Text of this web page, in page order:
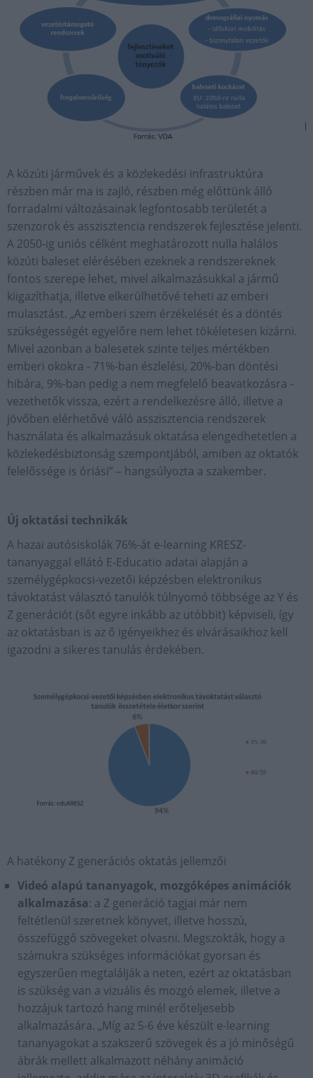
A közúti járművek és a közlekedési infrastruktúra
részben már ma is zajló, részben még előttünk álló
forradalmi változásainak legfontosabb területét a
szenzorok és asszisztencia rendszerek fejlesztése jelenti.
A 2050-ig uniós célként meghatározott nulla halálos
közúti baleset elérésében ezeknek a rendszereknek
fontos szerepe lehet, mivel alkalmazásukkal a jármű
kiigazíthatja, illetve elkerülhetővé teheti az emberi
mulasztást. „Az emberi szem érzékelését és a döntés
szükségességét egyelőre nem lehet tökéletesen kizárni.
Mivel azonban a balesetek szinte teljes mértékben
emberi okokra - 71%-ban észlelési, 20%-ban döntési
hibára, 9%-ban pedig a nem megfelelő beavatkozásra -
vezethetők vissza, ezért a rendelkezésre álló, illetve a
jövőben elérhetővé váló asszisztencia rendszerek
használata és alkalmazásuk oktatása elengedhetetlen a
közlekedésbiztonság szempontjából, amiben az oktatók
felelőssége is óriási” – hangsúlyozta a szakember.
Új oktatási technikák
A hazai autósiskolák 76%-át e-learning KRESZ-
tananyaggal ellátó E-Educatio adatai alapján a
személygépkocsi-vezetői képzésben elektronikus
távoktatást választó tanulók túlnyomó többsége az Y és
Z generációt (sőt egyre inkább az utóbbit) képviseli, így
az oktatásban is az ő igényeikhez és elvárásaikhoz kell
igazodni a sikeres tanulás érdekében.
A hatékony Z generációs oktatás jellemzői
Videó alapú tananyagok, mozgóképes animációk
alkalmazása: a Z generáció tagjai már nem
feltétlenül szeretnek könyvet, illetve hosszú,
összefüggő szövegeket olvasni. Megszokták, hogy a
számukra szükséges információkat gyorsan és
egyszerűen megtalálják a neten, ezért az oktatásban
is szükség van a vizuális és mozgó elemek, illetve a
hozzájuk tartozó hang minél erőteljesebb
alkalmazására. „Míg az 5-6 éve készült e-learning
tananyagokat a szakszerű szövegek és a jó minőségű
ábrák mellett alkalmazott néhány animáció